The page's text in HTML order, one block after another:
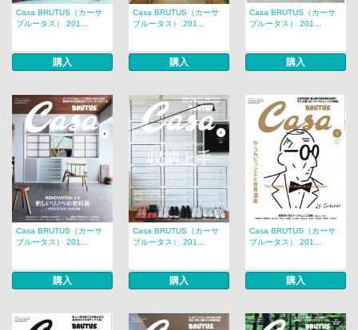
Casa BRUTUS（カーサ
ブルータス） 201...
購入
Casa BRUTUS（カーサ
ブルータス） 201...
購入
Casa BRUTUS（カーサ
ブルータス） 201...
購入
Casa BRUTUS（カーサ
ブルータス） 201...
購入
Casa BRUTUS（カーサ
ブルータス） 201...
購入
Casa BRUTUS（カーサ
ブルータス） 201...
購入